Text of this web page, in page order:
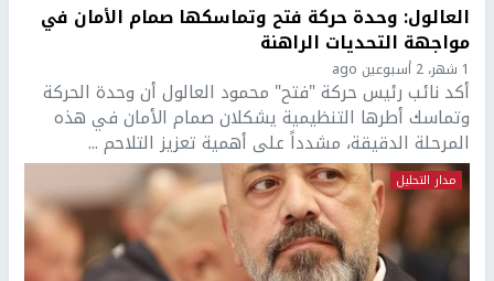
العالول: وحدة حركة فتح وتماسكها صمام الأمان في
مواجهة التحديات الراهنة
1 شهر، 2 أسبوعين ago
أكد نائب رئيس حركة "فتح" محمود العالول أن وحدة الحركة
وتماسك أطرها التنظيمية يشكلان صمام الأمان في هذه
المرحلة الدقيقة، مشدداً على أهمية تعزيز التلاحم ...
مدار التحليل